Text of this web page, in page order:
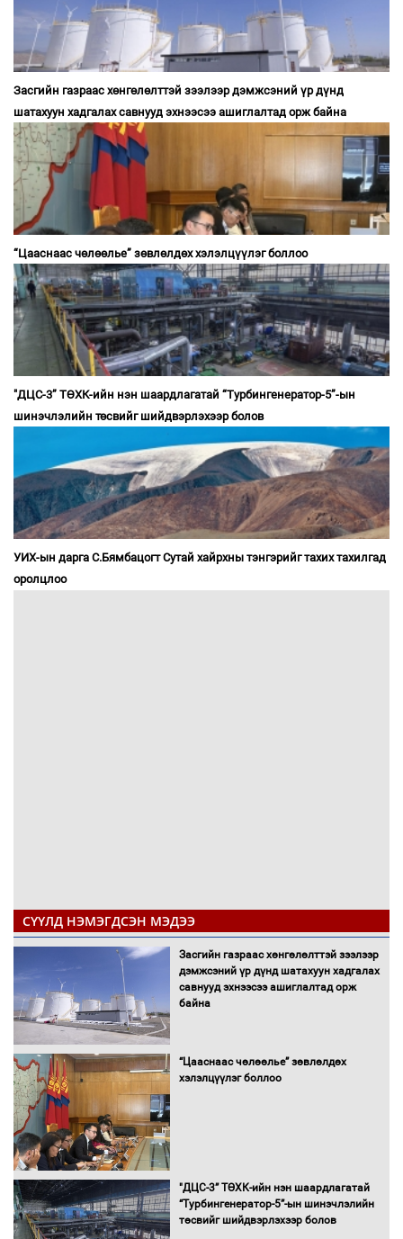
Засгийн газраас хөнгөлөлттэй зээлээр дэмжсэний үр дүнд
шатахуун хадгалах савнууд эхнээсээ ашиглалтад орж байна
“Цааснаас чөлөөлье” зөвлөлдөх хэлэлцүүлэг боллоо
"ДЦС-3” ТӨХК-ийн нэн шаардлагатай “Турбингенератор-5”-ын
шинэчлэлийн төсвийг шийдвэрлэхээр болов
УИХ-ын дарга С.Бямбацогт Сутай хайрхны тэнгэрийг тахих тахилгад
оролцлоо
СҮҮЛД НЭМЭГДСЭН МЭДЭЭ
Засгийн газраас хөнгөлөлттэй зээлээр
дэмжсэний үр дүнд шатахуун хадгалах
савнууд эхнээсээ ашиглалтад орж
байна
“Цааснаас чөлөөлье” зөвлөлдөх
хэлэлцүүлэг боллоо
"ДЦС-3” ТӨХК-ийн нэн шаардлагатай
“Турбингенератор-5”-ын шинэчлэлийн
төсвийг шийдвэрлэхээр болов